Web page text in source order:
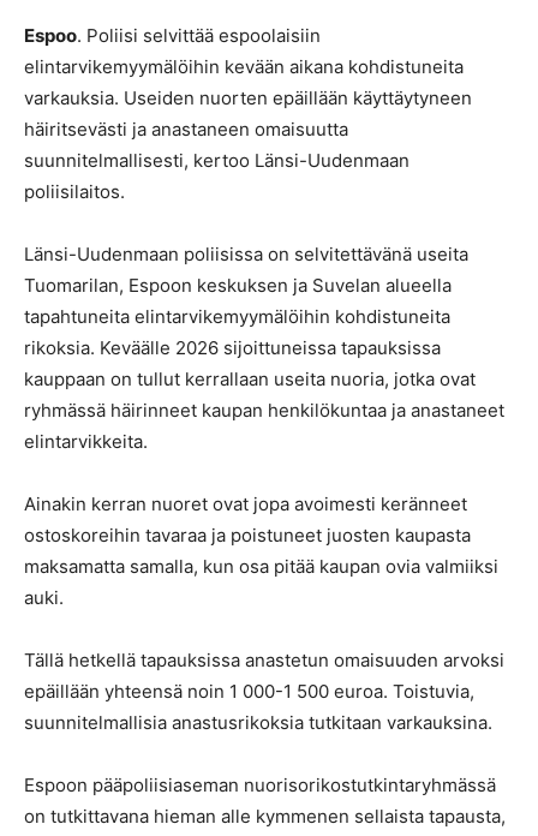
Espoo. Poliisi selvittää espoolaisiin
elintarvikemyymälöihin kevään aikana kohdistuneita
varkauksia. Useiden nuorten epäillään käyttäytyneen
häiritsevästi ja anastaneen omaisuutta
suunnitelmallisesti, kertoo Länsi-Uudenmaan
poliisilaitos.
Länsi-Uudenmaan poliisissa on selvitettävänä useita
Tuomarilan, Espoon keskuksen ja Suvelan alueella
tapahtuneita elintarvikemyymälöihin kohdistuneita
rikoksia. Keväälle 2026 sijoittuneissa tapauksissa
kauppaan on tullut kerrallaan useita nuoria, jotka ovat
ryhmässä häirinneet kaupan henkilökuntaa ja anastaneet
elintarvikkeita.
Ainakin kerran nuoret ovat jopa avoimesti keränneet
ostoskoreihin tavaraa ja poistuneet juosten kaupasta
maksamatta samalla, kun osa pitää kaupan ovia valmiiksi
auki.
Tällä hetkellä tapauksissa anastetun omaisuuden arvoksi
epäillään yhteensä noin 1 000-1 500 euroa. Toistuvia,
suunnitelmallisia anastusrikoksia tutkitaan varkauksina.
Espoon pääpoliisiaseman nuorisorikostutkintaryhmässä
on tutkittavana hieman alle kymmenen sellaista tapausta,